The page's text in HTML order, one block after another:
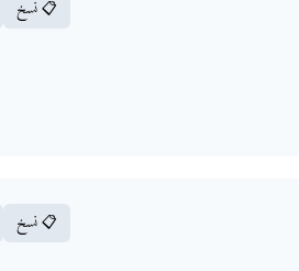
📋 نسخ
📋 نسخ